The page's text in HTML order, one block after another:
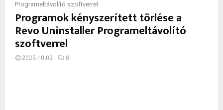
Programeltávolító szoftverrel
Programok kényszerített törlése a
Revo Uninstaller Programeltávolító
szoftverrel
2025-10-02 0